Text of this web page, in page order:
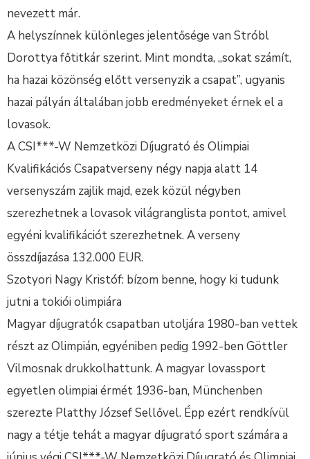
nevezett már.
A helyszínnek különleges jelentősége van Stróbl
Dorottya főtitkár szerint. Mint mondta, „sokat számít,
ha hazai közönség előtt versenyzik a csapat”, ugyanis
hazai pályán általában jobb eredményeket érnek el a
lovasok.
A CSI***-W Nemzetközi Díjugrató és Olimpiai
Kvalifikációs Csapatverseny négy napja alatt 14
versenyszám zajlik majd, ezek közül négyben
szerezhetnek a lovasok világranglista pontot, amivel
egyéni kvalifikációt szerezhetnek. A verseny
összdíjazása 132.000 EUR.
Szotyori Nagy Kristóf: bízom benne, hogy ki tudunk
jutni a tokiói olimpiára
Magyar díjugratók csapatban utoljára 1980-ban vettek
részt az Olimpián, egyéniben pedig 1992-ben Göttler
Vilmosnak drukkolhattunk. A magyar lovassport
egyetlen olimpiai érmét 1936-ban, Münchenben
szerezte Platthy József Sellővel. Épp ezért rendkívül
nagy a tétje tehát a magyar díjugrató sport számára a